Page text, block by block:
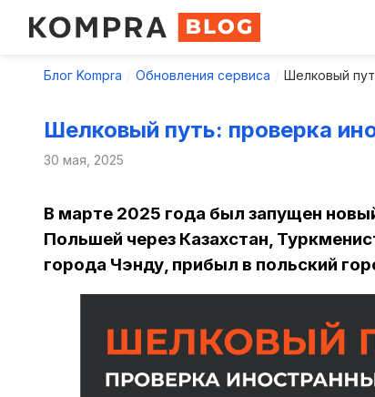
Блог Kompra Обновления сервиса Шелковый
Шелковый путь: проверка
30 мая, 2025
В марте 2025 года был запущен
Польшей через Казахстан,
города Чэнду, прибыл в польский